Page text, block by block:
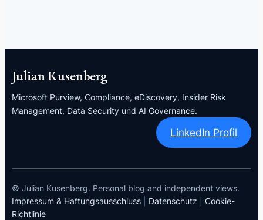
Julian Kusenberg
Microsoft Purview, Compliance, eDiscovery, Insider Risk
Management, Data Security und AI Governance.
LinkedIn Profil
© Julian Kusenberg. Personal blog and independent views.
Impressum & Haftungsausschluss
Datenschutz
Cookie-
Richtlinie